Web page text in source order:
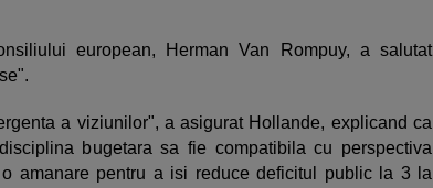
european, Herman Van Rompuy, a salutat
a viziunilor", a asigurat Hollande, explicand ca
bugetara sa fie compatibila cu perspectiva
amanare pentru a isi reduce deficitul public la 3 la